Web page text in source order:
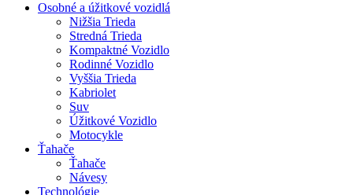
Osobné a úžitkové vozidlá
Nižšia Trieda
Stredná Trieda
Kompaktné Vozidlo
Rodinné Vozidlo
Vyššia Trieda
Kabriolet
Suv
Úžitkové Vozidlo
Motocykle
Ťahače
Ťahače
Návesy
Technológie